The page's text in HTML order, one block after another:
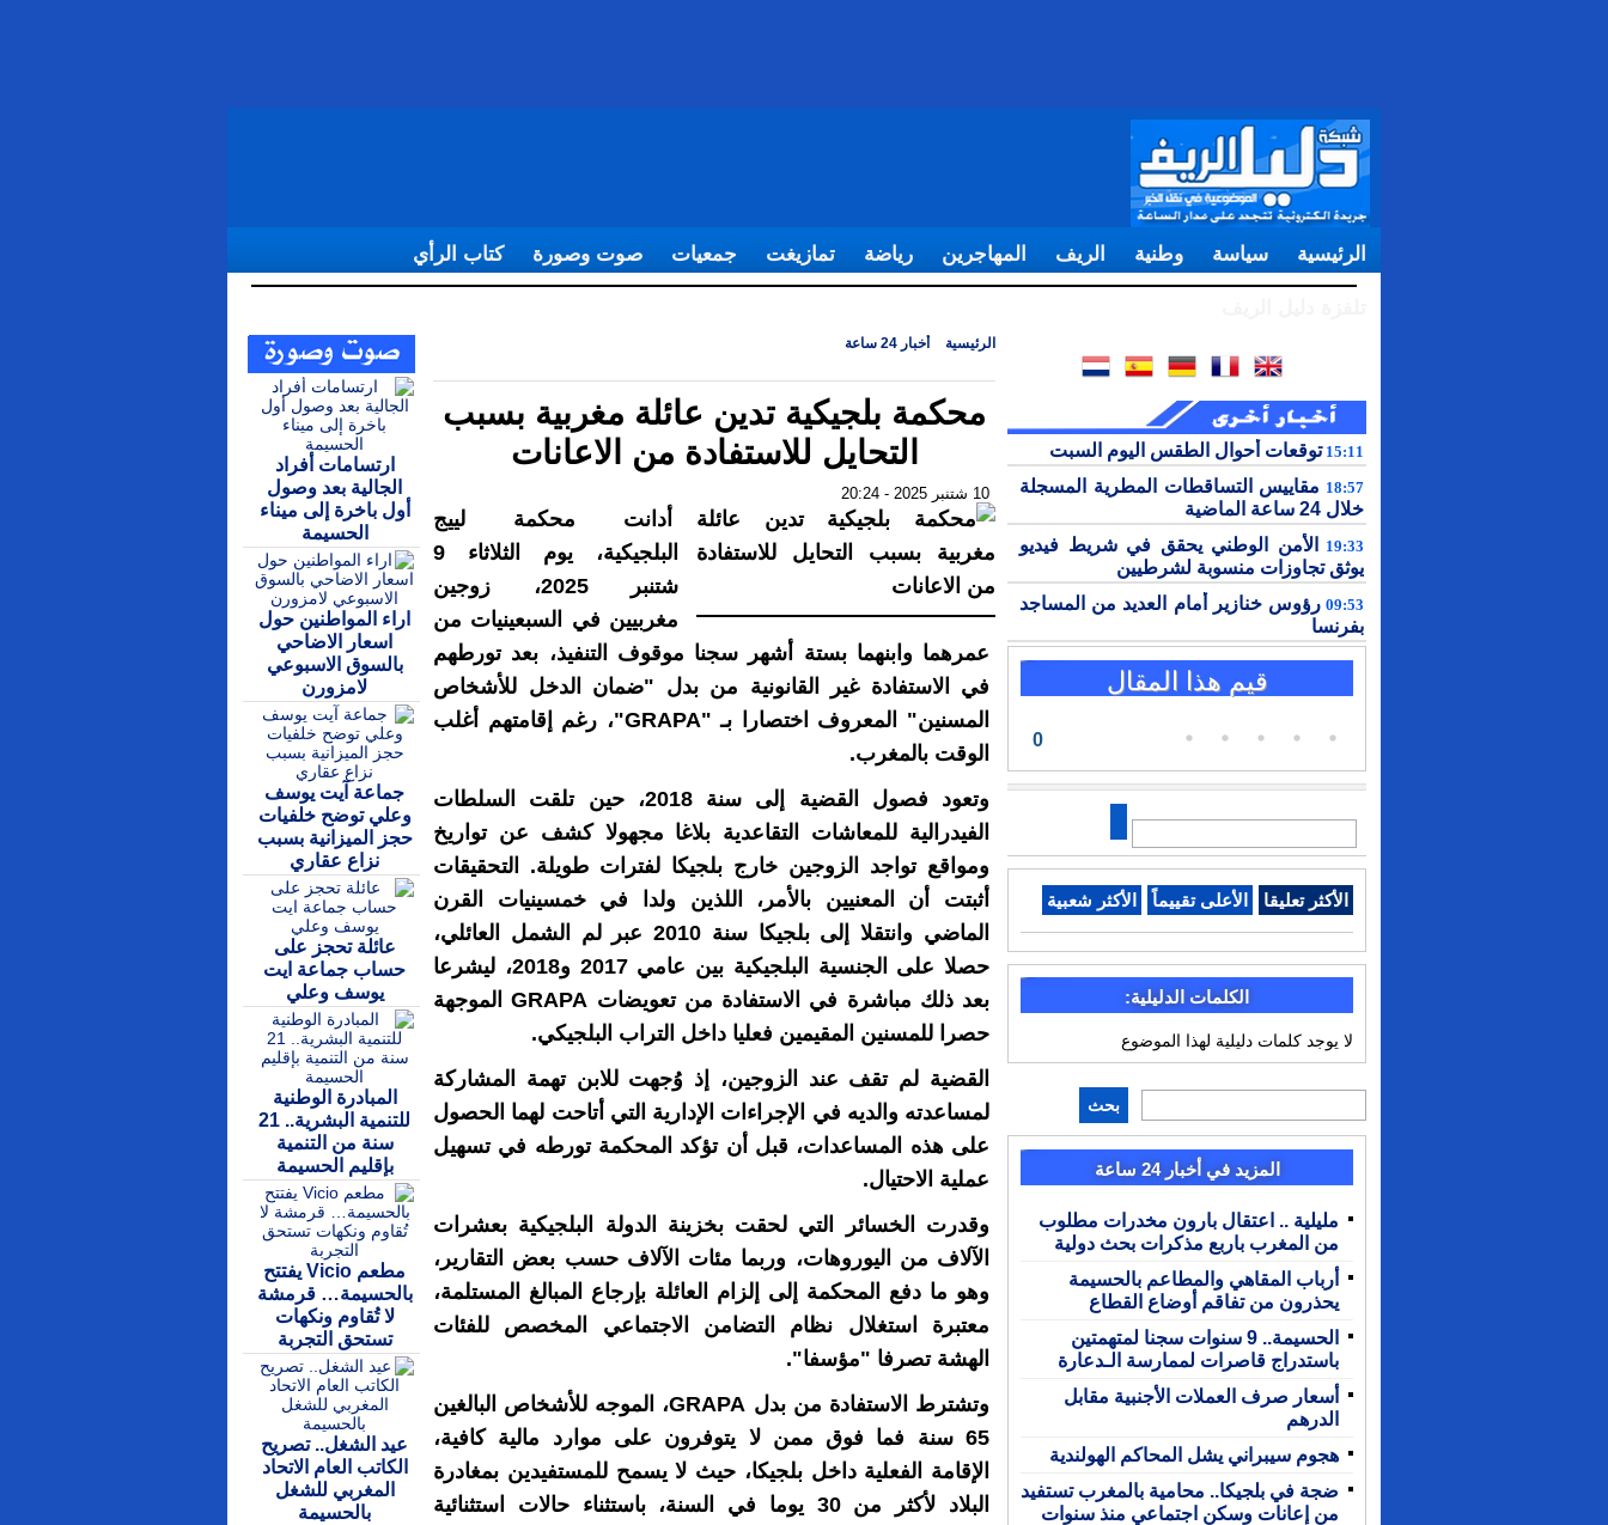
الرئيسية سياسة وطنية الريف المهاجرين رياضة تمازيغت جمعيات صوت وصورة كتاب الرأي
15:11 توقعات أحوال الطقس اليوم السبت
18:57 مقاييس التساقطات المطرية المسجلة
خلال 24 ساعة الماضية
19:33 الأمن الوطني يحقق في شريط فيديو
يوثق تجاوزات منسوبة لشرطيين
09:53 رؤوس خنازير أمام العديد من المساجد
بفرنسا
قيم هذا المقال
0
الأكثر تعليقا الأعلى تقييماً الأكثر شعبية
الكلمات الدليلية:
لا يوجد كلمات دليلية لهذا الموضوع
بحث
المزيد في أخبار 24 ساعة
مليلية .. اعتقال بارون مخدرات مطلوب
من المغرب باربع مذكرات بحث دولية
أرباب المقاهي والمطاعم بالحسيمة
يحذرون من تفاقم أوضاع القطاع
الحسيمة.. 9 سنوات سجنا لمتهمتين
باستدراج قاصرات لممارسة الـدعارة
أسعار صرف العملات الأجنبية مقابل
الدرهم
هجوم سيبراني يشل المحاكم الهولندية
ضجة في بلجيكا.. محامية بالمغرب تستفيد
من إعانات وسكن اجتماعي منذ سنوات
الرئيسية أخبار 24 ساعة
محكمة بلجيكية تدين عائلة مغربية بسبب
التحايل للاستفادة من الاعانات
10 شتنبر 2025 - 20:24
أدانت محكمة لييج
البلجيكية، يوم الثلاثاء 9
شتنبر 2025، زوجين
مغربيين في السبعينيات من
عمرهما وابنهما بستة أشهر سجنا موقوف التنفيذ، بعد تورطهم
في الاستفادة غير القانونية من بدل "ضمان الدخل للأشخاص
المسنين" المعروف اختصارا بـ "GRAPA"، رغم إقامتهم أغلب
الوقت بالمغرب.
وتعود فصول القضية إلى سنة 2018، حين تلقت السلطات
الفيدرالية للمعاشات التقاعدية بلاغا مجهولا كشف عن تواريخ
ومواقع تواجد الزوجين خارج بلجيكا لفترات طويلة. التحقيقات
أثبتت أن المعنيين بالأمر، اللذين ولدا في خمسينيات القرن
الماضي وانتقلا إلى بلجيكا سنة 2010 عبر لم الشمل العائلي،
حصلا على الجنسية البلجيكية بين عامي 2017 و2018، ليشرعا
بعد ذلك مباشرة في الاستفادة من تعويضات GRAPA الموجهة
حصرا للمسنين المقيمين فعليا داخل التراب البلجيكي.
القضية لم تقف عند الزوجين، إذ وُجهت للابن تهمة المشاركة
لمساعدته والديه في الإجراءات الإدارية التي أتاحت لهما الحصول
على هذه المساعدات، قبل أن تؤكد المحكمة تورطه في تسهيل
عملية الاحتيال.
وقدرت الخسائر التي لحقت بخزينة الدولة البلجيكية بعشرات
الآلاف من اليوروهات، وربما مئات الآلاف حسب بعض التقارير،
وهو ما دفع المحكمة إلى إلزام العائلة بإرجاع المبالغ المستلمة،
معتبرة استغلال نظام التضامن الاجتماعي المخصص للفئات
الهشة تصرفا "مؤسفا".
وتشترط الاستفادة من بدل GRAPA، الموجه للأشخاص البالغين
65 سنة فما فوق ممن لا يتوفرون على موارد مالية كافية،
الإقامة الفعلية داخل بلجيكا، حيث لا يسمح للمستفيدين بمغادرة
البلاد لأكثر من 30 يوما في السنة، باستثناء حالات استثنائية
ارتسامات أفراد
الجالية بعد وصول
أول باخرة إلى ميناء
الحسيمة
اراء المواطنين حول
اسعار الاضاحي
بالسوق الاسبوعي
لامزورن
جماعة آيت يوسف
وعلي توضح خلفيات
حجز الميزانية بسبب
نزاع عقاري
عائلة تحجز على
حساب جماعة ايت
يوسف وعلي
المبادرة الوطنية
للتنمية البشرية.. 21
سنة من التنمية
بإقليم الحسيمة
مطعم Vicio يفتتح
بالحسيمة… قرمشة
لا تُقاوم ونكهات
تستحق التجربة
عيد الشغل.. تصريح
الكاتب العام الاتحاد
المغربي للشغل
بالحسيمة